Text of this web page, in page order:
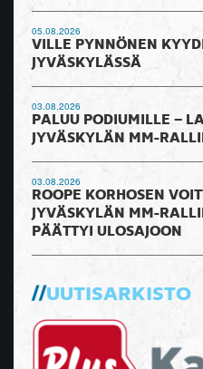
05.08.2026
VILLE PYNNÖNEN
JYVÄSKYLÄSSÄ
03.08.2026
PALUU PODIUMILLE –
JYVÄSKYLÄN MM-
03.08.2026
ROOPE KORHOSEN
JYVÄSKYLÄN MM-
PÄÄTTYI ULOSAJOON
UUTISARKISTO